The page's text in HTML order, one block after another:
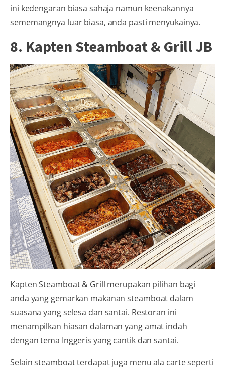
ini kedengaran biasa sahaja namun keenakannya
sememangnya luar biasa, anda pasti menyukainya.
8. Kapten Steamboat & Grill JB
Kapten Steamboat & Grill merupakan pilihan bagi
anda yang gemarkan makanan steamboat dalam
suasana yang selesa dan santai. Restoran ini
menampilkan hiasan dalaman yang amat indah
dengan tema Inggeris yang cantik dan santai.
Selain steamboat terdapat juga menu ala carte seperti